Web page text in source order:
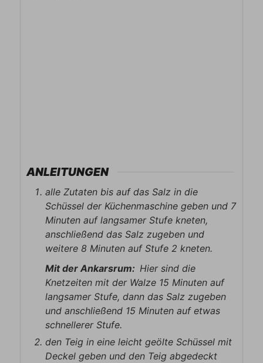
ANLEITUNGEN
alle Zutaten bis auf das Salz in die
Schüssel der Küchenmaschine geben und 7
Minuten auf langsamer Stufe kneten,
anschließend das Salz zugeben und
weitere 8 Minuten auf Stufe 2 kneten.
Mit der Ankarsrum:Hier sind die
Knetzeiten mit der Walze 15 Minuten auf
langsamer Stufe, dann das Salz zugeben
und anschließend 15 Minuten auf etwas
schnellerer Stufe.
den Teig in eine leicht geölte Schüssel mit
Deckel geben und den Teig abgedeckt